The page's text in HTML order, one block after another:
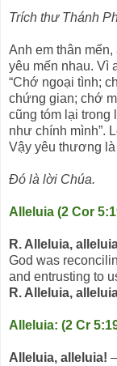
Trích thư Thánh
Anh em thân
yêu mến nhau. Vì
“Chớ ngoại tình;
chứng gian; chớ
cũng tóm lại trong
như chính mình”.
Vậy yêu thương
Ðó là lời Chúa.
Alleluia (2 Cor
R. Alleluia,
God was
and entrusting to
R. Alleluia,
Alleluia: (2 Cr
Alleluia, alleluia!